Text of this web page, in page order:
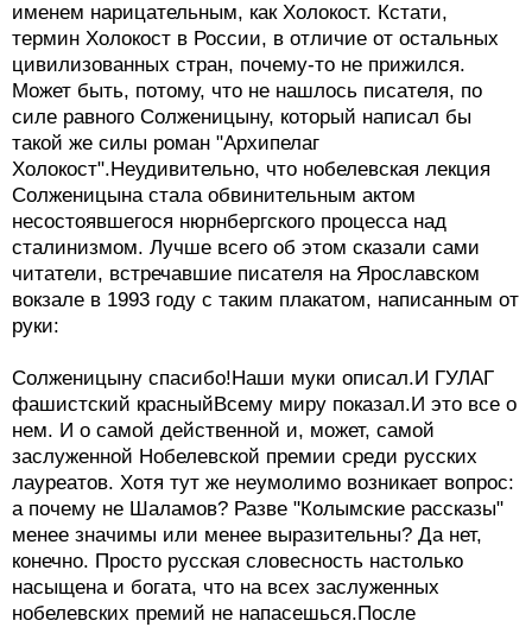
именем нарицательным, как Холокост. Кстати,
термин Холокост в России, в отличие от остальных
цивилизованных стран, почему-то не прижился.
Может быть, потому, что не нашлось писателя, по
силе равного Солженицыну, который написал бы
такой же силы роман "Архипелаг
Холокост".Неудивительно, что нобелевская лекция
Солженицына стала обвинительным актом
несостоявшегося нюрнбергского процесса над
сталинизмом. Лучше всего об этом сказали сами
читатели, встречавшие писателя на Ярославском
вокзале в 1993 году с таким плакатом, написанным от
руки:
Солженицыну спасибо!Наши муки описал.И ГУЛАГ
фашистский красныйВсему миру показал.И это все о
нем. И о самой действенной и, может, самой
заслуженной Нобелевской премии среди русских
лауреатов. Хотя тут же неумолимо возникает вопрос:
а почему не Шаламов? Разве "Колымские рассказы"
менее значимы или менее выразительны? Да нет,
конечно. Просто русская словесность настолько
насыщена и богата, что на всех заслуженных
нобелевских премий не напасешься.После